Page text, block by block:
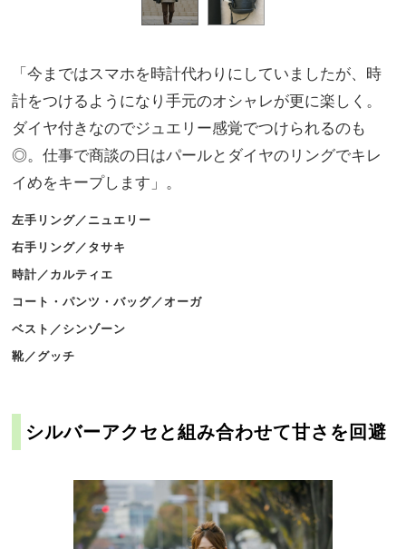
「今まではスマホを時計代わりにしていましたが、時
計をつけるようになり手元のオシャレが更に楽しく。
ダイヤ付きなのでジュエリー感覚でつけられるのも
◎。仕事で商談の日はパールとダイヤのリングでキレ
イめをキープします」。
左手リング／ニュエリー
右手リング／タサキ
時計／カルティエ
コート・パンツ・バッグ／オーガ
ベスト／シンゾーン
靴／グッチ
シルバーアクセと組み合わせて甘さを回避